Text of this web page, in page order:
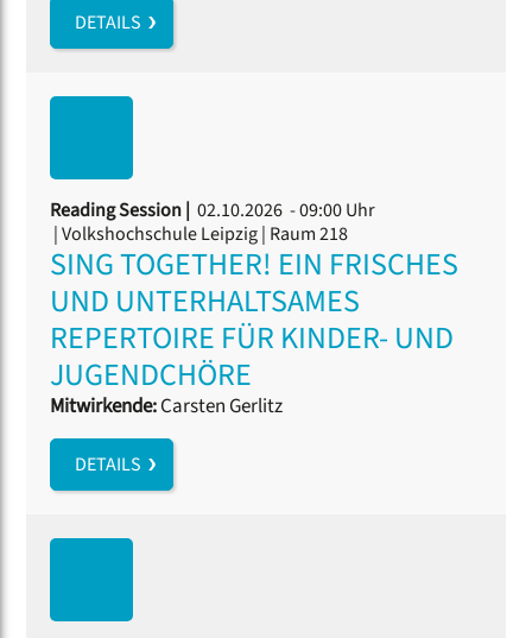
DETAILS
Reading Session | 02.10.2026 - 09:00 Uhr
| Volkshochschule Leipzig | Raum 218
SING TOGETHER! EIN FRISCHES
UND UNTERHALTSAMES
REPERTOIRE FÜR KINDER- UND
JUGENDCHÖRE
Mitwirkende:Carsten Gerlitz
DETAILS